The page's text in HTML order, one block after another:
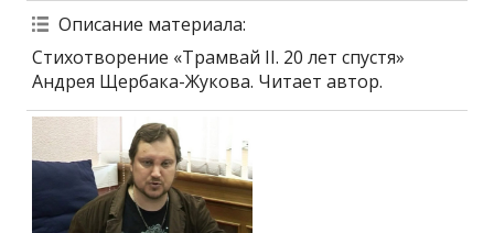
Описание материала:
Стихотворение «Трамвай II. 20 лет спустя»
Андрея Щербака-Жукова. Читает автор.